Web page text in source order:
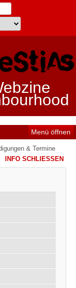
Menü öffnen
& Termine
INFO SCHLIESSEN